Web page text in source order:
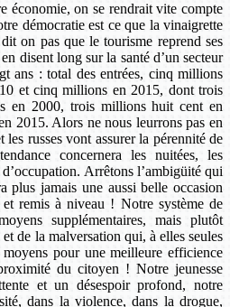
économie, on se rendrait vite compte
démocratie est ce que la vinaigrette
on pas que le tourisme reprend ses
disent long sur la santé d’un secteur
ans : total des entrées, cinq millions
et cinq millions en 2015, dont trois
en 2000, trois millions huit cent en
2015. Alors ne nous leurrons pas en
les russes vont assurer la pérennité de
concernera les nuitées, les
Arrêtons l’ambigüité qui
plus jamais une aussi belle occasion
remis à niveau ! Notre système de
supplémentaires, mais plutôt
de la malversation qui, à elles seules
pour une meilleure efficience
du citoyen ! Notre jeunesse
et un désespoir profond, notre
dans la violence, dans la drogue,